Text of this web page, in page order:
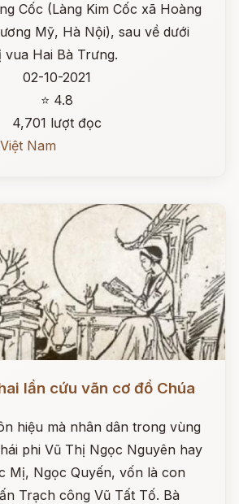
Cốc (Làng Kim Cốc xã Hoàng
Mỹ, Hà Nội), sau về dưới
Hai Bà Trưng.
02-10-2021
⭐ 4.8
4,701 lượt đọc
Nam
lần cứu vãn cơ đồ Chúa
hiệu mà nhân dân trong vùng
phi Vũ Thị Ngọc Nguyên hay
Mị, Ngọc Quyến, vốn là con
Trạch công Vũ Tất Tố. Bà